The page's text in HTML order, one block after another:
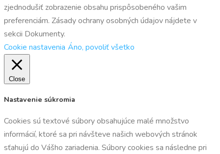
zjednodušiť zobrazenie obsahu prispôsobeného vašim
preferenciám. Zásady ochrany osobných údajov nájdete v
sekcii Dokumenty.
Cookie nastavenia Áno, povoliť všetko
Close
Nastavenie súkromia
Cookies sú textové súbory obsahujúce malé množstvo
informácií, ktoré sa pri návšteve našich webových stránok
sťahujú do Vášho zariadenia. Súbory cookies sa následne pri